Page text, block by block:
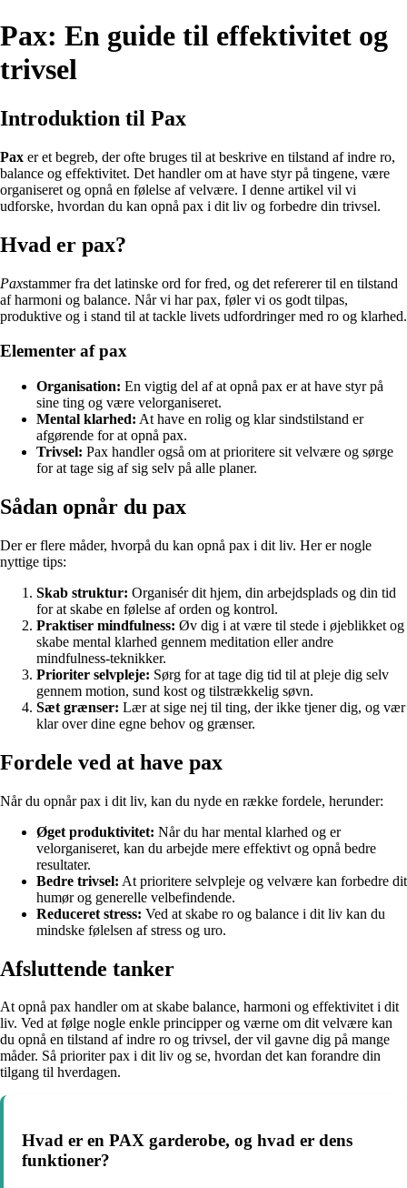
Pax: En guide til effektivitet og
trivsel
Introduktion til Pax
Pax er et begreb, der ofte bruges til at beskrive en tilstand af indre ro,
balance og effektivitet. Det handler om at have styr på tingene, være
organiseret og opnå en følelse af velvære. I denne artikel vil vi
udforske, hvordan du kan opnå pax i dit liv og forbedre din trivsel.
Hvad er pax?
Paxstammer fra det latinske ord for fred, og det refererer til en tilstand
af harmoni og balance. Når vi har pax, føler vi os godt tilpas,
produktive og i stand til at tackle livets udfordringer med ro og klarhed.
Elementer af pax
Organisation: En vigtig del af at opnå pax er at have styr på
sine ting og være velorganiseret.
Mental klarhed: At have en rolig og klar sindstilstand er
afgørende for at opnå pax.
Trivsel: Pax handler også om at prioritere sit velvære og sørge
for at tage sig af sig selv på alle planer.
Sådan opnår du pax
Der er flere måder, hvorpå du kan opnå pax i dit liv. Her er nogle
nyttige tips:
Skab struktur: Organisér dit hjem, din arbejdsplads og din tid
for at skabe en følelse af orden og kontrol.
Praktiser mindfulness: Øv dig i at være til stede i øjeblikket og
skabe mental klarhed gennem meditation eller andre
mindfulness-teknikker.
Prioriter selvpleje: Sørg for at tage dig tid til at pleje dig selv
gennem motion, sund kost og tilstrækkelig søvn.
Sæt grænser: Lær at sige nej til ting, der ikke tjener dig, og vær
klar over dine egne behov og grænser.
Fordele ved at have pax
Når du opnår pax i dit liv, kan du nyde en række fordele, herunder:
Øget produktivitet: Når du har mental klarhed og er
velorganiseret, kan du arbejde mere effektivt og opnå bedre
resultater.
Bedre trivsel: At prioritere selvpleje og velvære kan forbedre dit
humør og generelle velbefindende.
Reduceret stress: Ved at skabe ro og balance i dit liv kan du
mindske følelsen af stress og uro.
Afsluttende tanker
At opnå pax handler om at skabe balance, harmoni og effektivitet i dit
liv. Ved at følge nogle enkle principper og værne om dit velvære kan
du opnå en tilstand af indre ro og trivsel, der vil gavne dig på mange
måder. Så prioriter pax i dit liv og se, hvordan det kan forandre din
tilgang til hverdagen.
Hvad er en PAX garderobe, og hvad er dens
funktioner?